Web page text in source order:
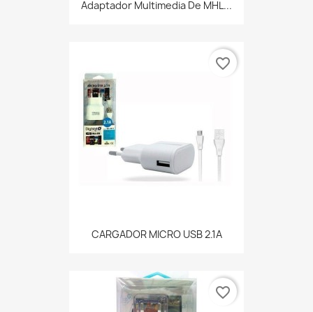
Adaptador Multimedia De MHL...
CARGADOR MICRO USB 2.1A
favorite_border
favorite_border